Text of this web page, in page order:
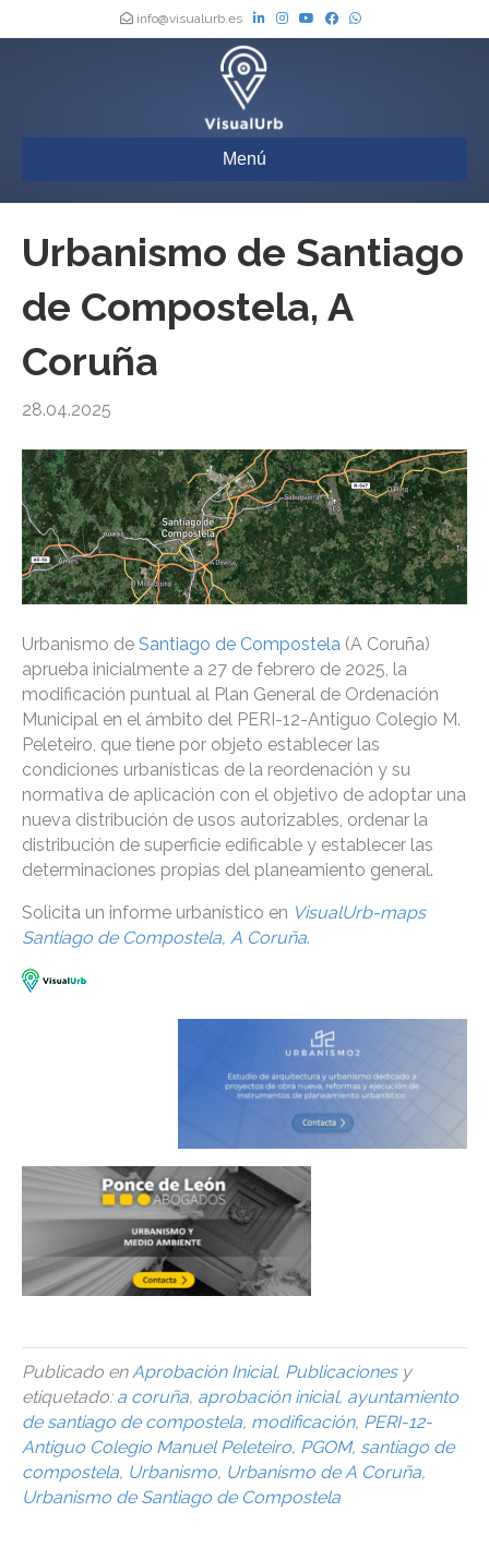
info@visualurb.es
Menú
Urbanismo de Santiago
de Compostela, A
Coruña
28.04.2025
Urbanismo de Santiago de Compostela (A Coruña)
aprueba inicialmente a 27 de febrero de 2025, la
modificación puntual al Plan General de Ordenación
Municipal en el ámbito del PERI-12-Antiguo Colegio M.
Peleteiro, que tiene por objeto establecer las
condiciones urbanísticas de la reordenación y su
normativa de aplicación con el objetivo de adoptar una
nueva distribución de usos autorizables, ordenar la
distribución de superficie edificable y establecer las
determinaciones propias del planeamiento general.
Solicita un informe urbanístico en VisualUrb-maps
Santiago de Compostela, A Coruña.
Publicado enAprobación Inicial, Publicacionesy
etiquetado: a coruña, aprobación inicial, ayuntamiento
de santiago de compostela, modificación, PERI-12-
Antiguo Colegio Manuel Peleteiro, PGOM, santiago de
compostela, Urbanismo, Urbanismo de A Coruña,
Urbanismo de Santiago de Compostela